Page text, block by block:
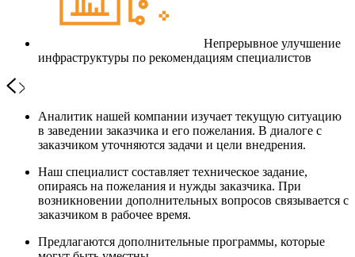
Непрерывное улучшение
инфраструктуры по рекомендациям специалистов
Аналитик нашей компании изучает текущую ситуацию
в заведении заказчика и его пожелания. В диалоге с
заказчиком уточняются задачи и цели внедрения.
Наш специалист составляет техническое задание,
опираясь на пожелания и нужды заказчика. При
возникновении дополнительных вопросов связывается с
заказчиком в рабочее время.
Предлагаются дополнительные программы, которые